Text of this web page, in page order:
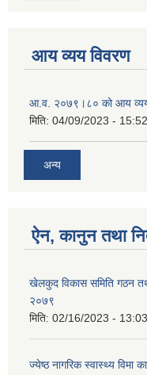
आय व्यय विवरण
आ.व. २०७९।८० को आय
मिति: 04/09/2023 - 15:52
अन्य
ऐन, कानुन तथा
खेलकुद विकास समिति गठन
२०७९
मिति: 02/16/2023 - 13:03
ज्येष्ठ नागरिक स्वास्थ्य विमा